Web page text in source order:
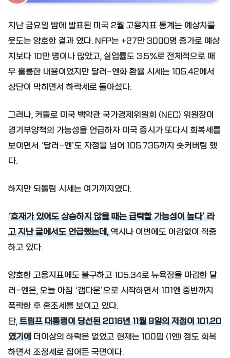
지난 금요일 밤에 발표된 미국 2월 고용지표 통계는 예상치를
웃도는 양호한 결과 였다. NFP는 +27만 3000명 증가로 예상
치보다 10만 명이나 많았고, 실업률도 3.5%로 전체적으로 매
우 훌륭한 내용이었지만 달러-엔화 환율 시세는 105.42에서
상단이 막히면서 하락세로 돌아섰다.
그러나, 커들로 미국 백악관 국가경제위원회 (NEC) 위원장이
경기부양책의 가능성을 언급하자 미국 증시가 또다시 회복세를
보이면서 ‘달러-엔’도 자정을 넘어 105.735까지 숏커버링 했
다.
하지만 되돌림 시세는 여기까지였다.
‘호재가 있어도 상승하지 않을 때는 급락할 가능성이 높다’ 라
고 지난 글에서도 언급했는데,역시나 이번에도 어김없이 적중
하고 있다.
양호한 고용지표에도 불구하고 105.34로 뉴욕장을 마감한 달
러-엔은, 오늘 아침 ‘갭다운’으로 시작하면서 101엔 중반까지
폭락한 후 혼조세를 보이고 있다.
단, 트럼프 대통령이 당선된 2016년 11월 9일의 저점이 101.20
였기에 더이상의 하락은 없었고 현재는 100핍 (1엔) 정도 회복
하면서 조정세로 접어든 국면이다.